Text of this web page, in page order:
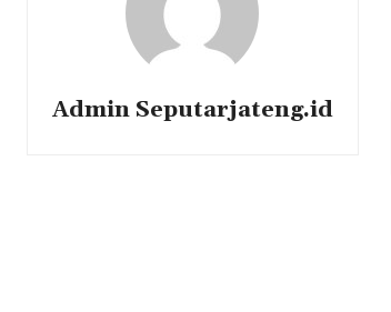
Admin Seputarjateng.id